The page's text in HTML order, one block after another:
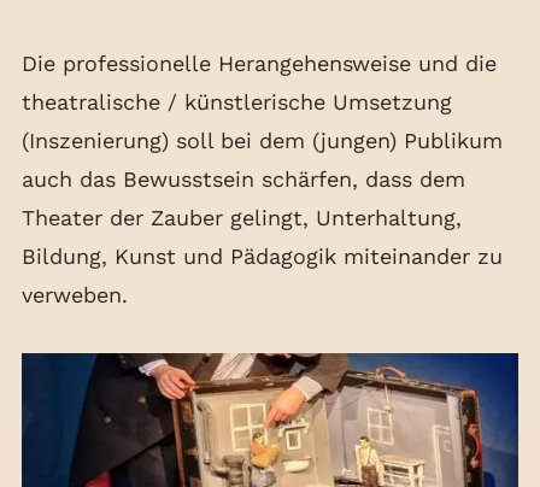
Die professionelle Herangehensweise und die
theatralische / künstlerische Umsetzung
(Inszenierung) soll bei dem (jungen) Publikum
auch das Bewusstsein schärfen, dass dem
Theater der Zauber gelingt, Unterhaltung,
Bildung, Kunst und Pädagogik miteinander zu
verweben.